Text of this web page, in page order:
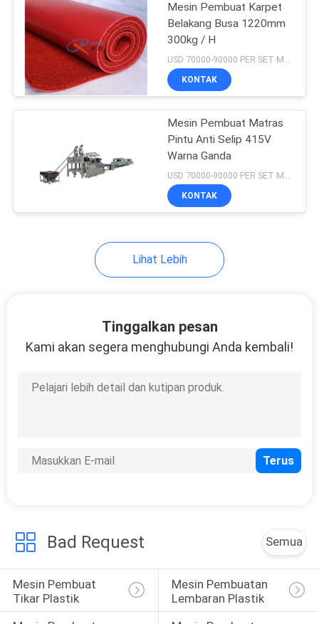
Mesin Pembuat
Papan PVC
23
Mesin Pembuat
Mesin Lembar PE
Waterstops
7
Mesin Pembuat Karpet
Belakang Busa 1220mm
300kg / H
KONTAK
Mesin Pembuat Matras
Pintu Anti Selip 415V
Warna Ganda
KONTAK
Lihat Lebih
Tinggalkan pesan
Kami akan segera menghubungi Anda kembali!
Bad Request Semua
Mesin Pembuat
Tikar Plastik
Mesin Pembuatan
Lembaran Plastik